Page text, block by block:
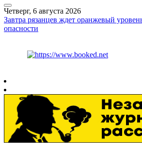
Четверг, 6 августа 2026
Завтра рязанцев ждет оранжевый
опасности